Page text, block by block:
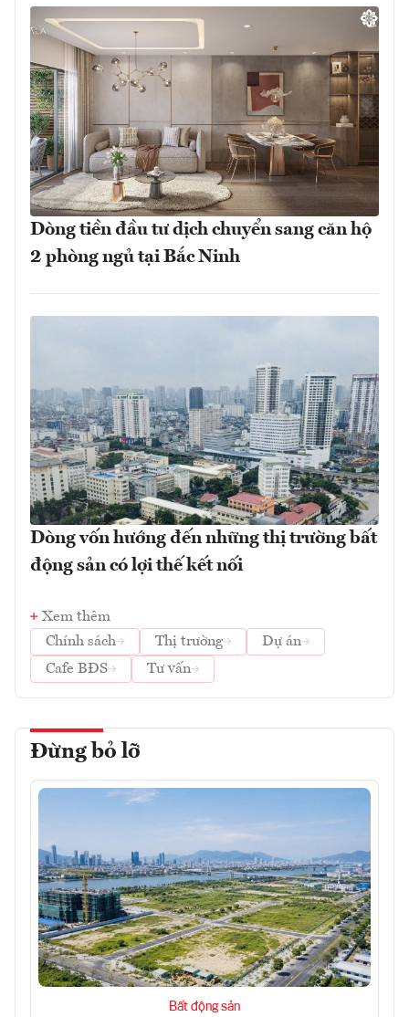
Dòng tiền đầu tư dịch chuyển sang căn hộ
2 phòng ngủ tại Bắc Ninh
Dòng vốn hướng đến những thị trường bất
động sản có lợi thế kết nối
Xem thêm
Chính sách
Thị trường
Dự án
Cafe BĐS
Tư vấn
Đừng bỏ lỡ
Bất động sản